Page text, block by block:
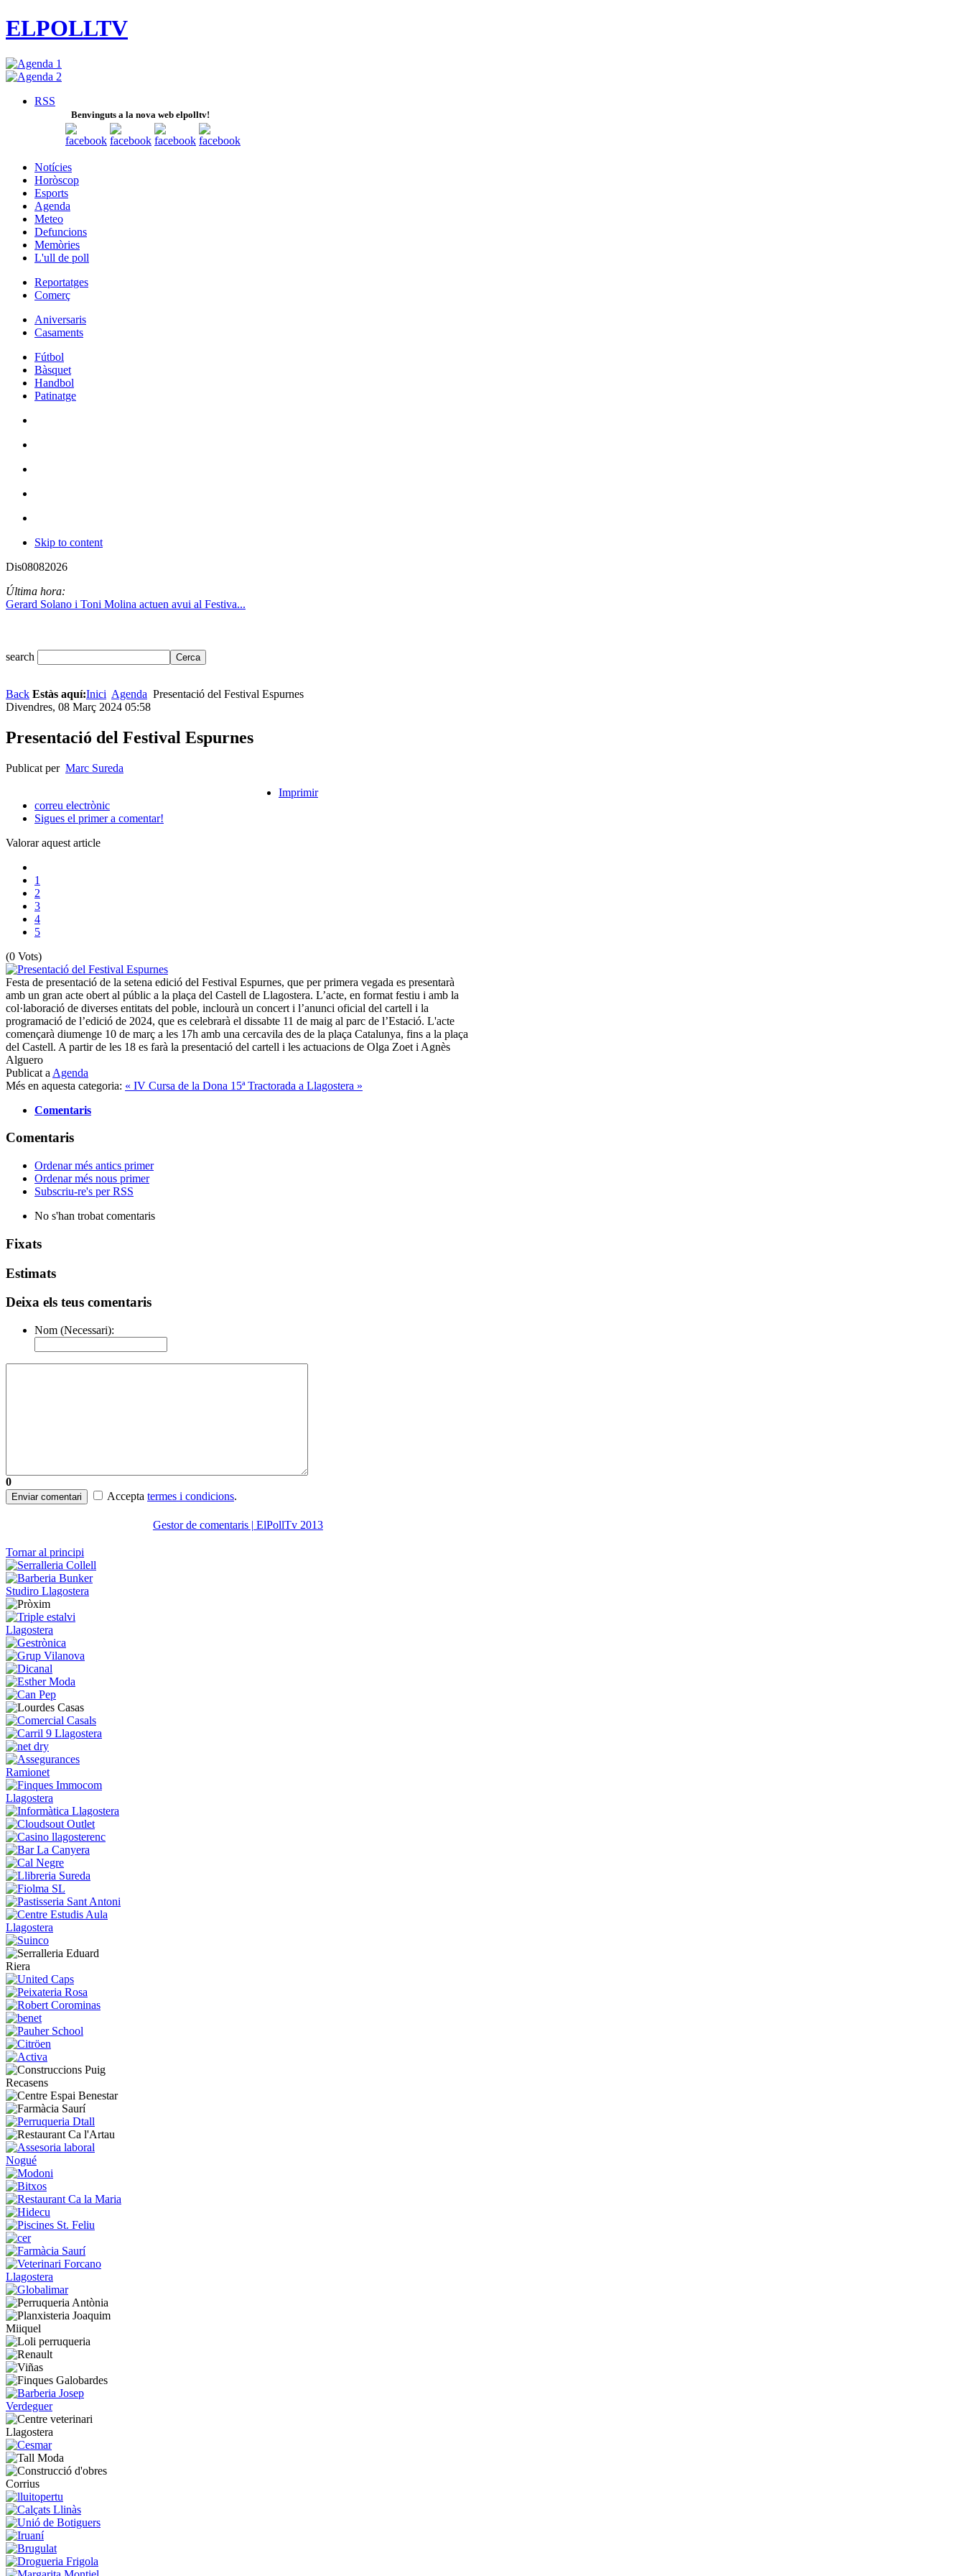
ELPOLLTV
RSS
Benvinguts a la nova web elpolltv!
Notícies
Horòscop
Esports
Agenda
Meteo
Defuncions
Memòries
L'ull de poll
Reportatges
Comerç
Aniversaris
Casaments
Fútbol
Bàsquet
Handbol
Patinatge
Skip to content
Dis08082026
Última hora:
Gerard Solano i Toni Molina actuen avui al Festiva...
search
Back Estàs aquí:Inici Agenda Presentació del Festival Espurnes
Divendres, 08 Març 2024 05:58
Presentació del Festival Espurnes
Publicat per Marc Sureda
Imprimir
correu electrònic
Sigues el primer a comentar!
Valorar aquest article
1
2
3
4
5
(0 Vots)
Festa de presentació de la setena edició del Festival Espurnes, que per primera vegada es presentarà
amb un gran acte obert al públic a la plaça del Castell de Llagostera. L’acte, en format festiu i amb la
col·laboració de diverses entitats del poble, inclourà un concert i l’anunci oficial del cartell i la
programació de l’edició de 2024, que es celebrarà el dissabte 11 de maig al parc de l’Estació. L'acte
començarà diumenge 10 de març a les 17h amb una cercavila des de la plaça Catalunya, fins a la plaça
del Castell. A partir de les 18 es farà la presentació del cartell i les actuacions de Olga Zoet i Agnès
Alguero
Publicat a Agenda
Més en aquesta categoria: « IV Cursa de la Dona 15ª Tractorada a Llagostera »
Comentaris
Comentaris
Ordenar més antics primer
Ordenar més nous primer
Subscriu-re's per RSS
No s'han trobat comentaris
Fixats
Estimats
Deixa els teus comentaris
Nom (Necessari):
0
Enviar comentari Accepta termes i condicions.
Gestor de comentaris | ElPollTv 2013
Tornar al principi